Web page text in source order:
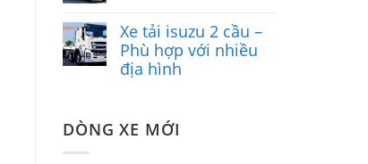
Xe tải isuzu 2 cầu –
Phù hợp với nhiều
địa hình
DÒNG XE MỚI